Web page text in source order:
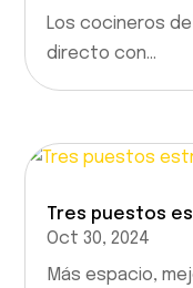
Los cocineros
directo con...
Tres puestos
Oct 30, 2024
Más espacio,